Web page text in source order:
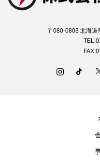
〒080-0803 北海道